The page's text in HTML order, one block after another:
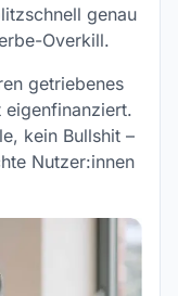
genau
Overkill.
getriebenes
eigenfinanziert.
kein Bullshit –
Nutzer:innen